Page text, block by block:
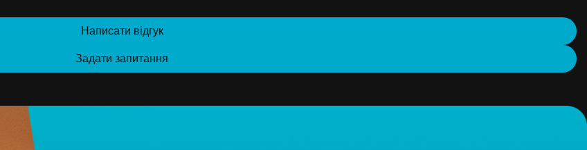
Написати відгук
Задати запитання